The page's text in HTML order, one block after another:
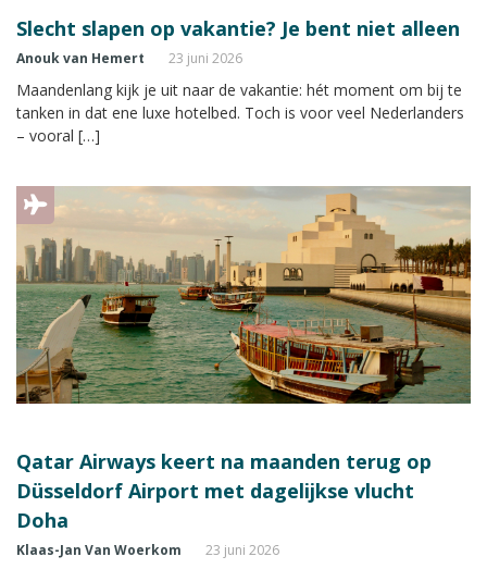
Slecht slapen op vakantie? Je bent niet alleen
Anouk van Hemert 23 juni 2026
Maandenlang kijk je uit naar de vakantie: hét moment om bij te
tanken in dat ene luxe hotelbed. Toch is voor veel Nederlanders
– vooral […]
Qatar Airways keert na maanden terug op
Düsseldorf Airport met dagelijkse vlucht
Doha
Klaas-Jan Van Woerkom 23 juni 2026